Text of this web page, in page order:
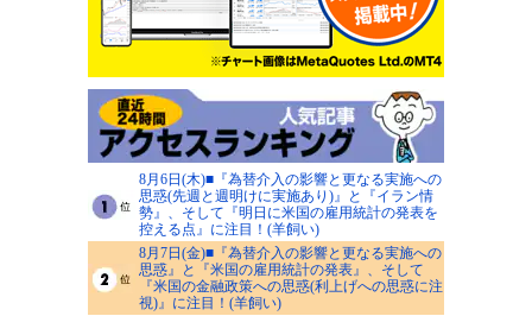
8月6日(木)■『為替介入の影響と更なる実施への
思惑(先週と週明けに実施あり)』と『イラン情
勢』、そして『明日に米国の雇用統計の発表を
控える点』に注目！(羊飼い)
8月7日(金)■『為替介入の影響と更なる実施への
思惑』と『米国の雇用統計の発表』、そして
『米国の金融政策への思惑(利上げへの思惑に注
視)』に注目！(羊飼い)